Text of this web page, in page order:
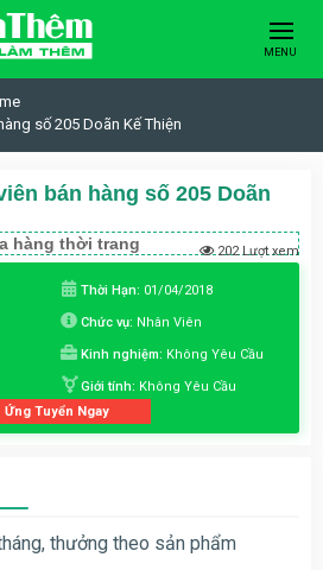
MENU
số 205 Doãn Kế Thiện
bán hàng số 205 Doãn
hàng thời trang 202 Lượt xem
Thời Hạn: 01/04/2018
Chức vụ: Nhân Viên
Kinh nghiệm: Không Yêu Cầu
Giới tính: Không Yêu Cầu
Ứng Tuyển Ngay
thưởng theo sản phẩm